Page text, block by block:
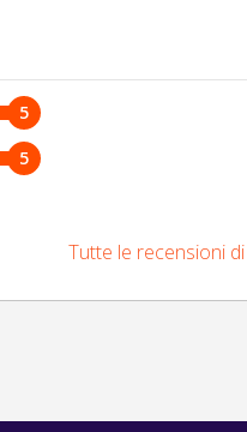
5
5
Tutte le recensioni